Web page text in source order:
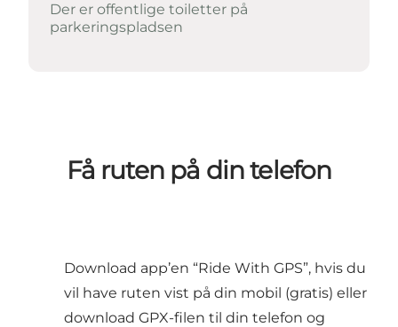
Der er offentlige toiletter på
parkeringspladsen
Få ruten på din telefon
Download app’en “Ride With GPS”, hvis du
vil have ruten vist på din mobil (gratis) eller
download GPX-filen til din telefon og